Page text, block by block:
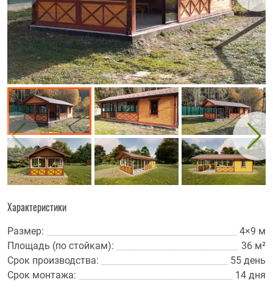
Характеристики
Размер:
4×9 м
Площадь (по стойкам):
36 м²
Срок производства:
55 день
Срок монтажа:
14 дня